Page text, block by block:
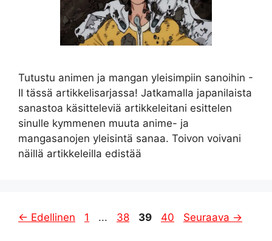
Tutustu animen ja mangan yleisimpiin sanoihin -
II tässä artikkelisarjassa! Jatkamalla japanilaista
sanastoa käsitteleviä artikkeleitani esittelen
sinulle kymmenen muuta anime- ja
mangasanojen yleisintä sanaa. Toivon voivani
näillä artikkeleilla edistää
← Edellinen Sivu
1 ... Sivu
38 Sivu
39 Sivu
40 Seuraava →